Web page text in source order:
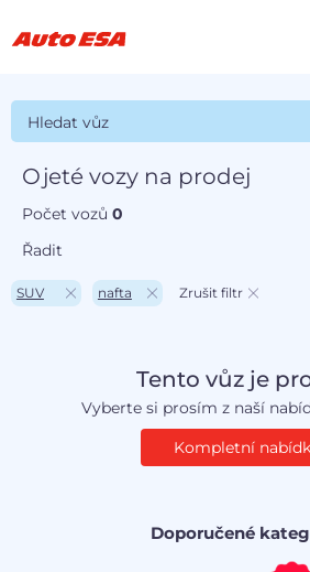
Hledat vůz
Ojeté vozy na prodej
Počet vozů0
Řadit
SUV nafta Zrušit filtr
Tento vůz je
Vyberte si prosím z naší
Kompletní
Doporučené